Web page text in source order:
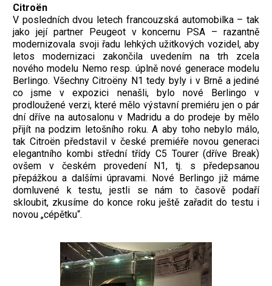
Citroën
V posledních dvou letech francouzská automobilka – tak
jako její partner Peugeot v koncernu PSA – razantně
modernizovala svoji řadu lehkých užitkových vozidel, aby
letos modernizaci zakončila uvedením na trh zcela
nového modelu Nemo resp. úplně nové generace modelu
Berlingo. Všechny Citroëny N1 tedy byly i v Brně a jediné
co jsme v expozici nenašli, bylo nové Berlingo v
prodloužené verzi, které mělo výstavní premiéru jen o pár
dní dříve na autosalonu v Madridu a do prodeje by mělo
přijít na podzim letošního roku. A aby toho nebylo málo,
tak Citroën představil v české premiéře novou generaci
elegantního kombi střední třídy C5 Tourer (dříve Break)
ovšem v českém provedení N1, tj. s předepsanou
přepážkou a dalšími úpravami. Nové Berlingo již máme
domluvené k testu, jestli se nám to časově podaří
skloubit, zkusíme do konce roku ještě zařadit do testu i
novou „cépětku“.